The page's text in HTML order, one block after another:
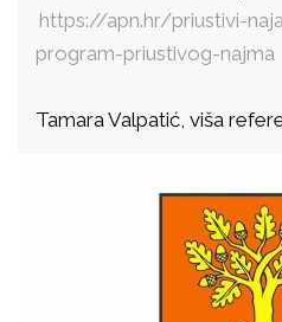
https://apn.hr/priustivi-
program-priustivog-najma
Tamara Valpatić, viša